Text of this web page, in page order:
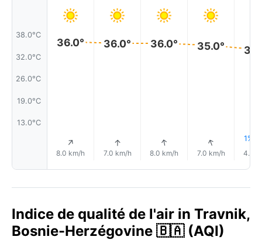
38.0°C
32.0°C
26.0°C
19.0°C
13.0°C
36.0°
↑
8.0 km/h
36.0°
↑
7.0 km/h
36.0°
↑
8.0 km/h
35.0°
↑
7.0 km/h
1%
4.0
Indice de qualité de l'air in Travnik,
Bosnie-Herzégovine 🇧🇦 (AQI)